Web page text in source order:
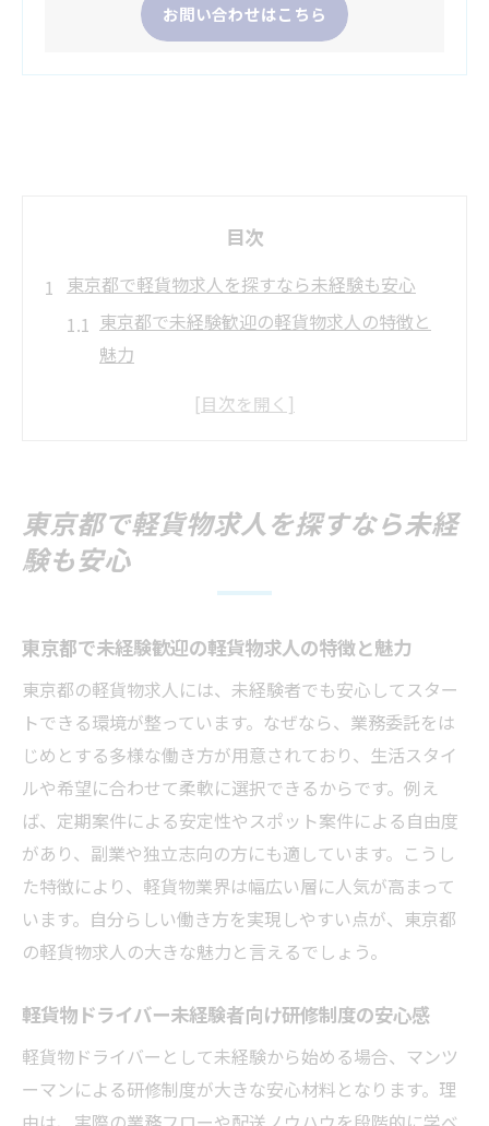
お問い合わせはこちら
目次
東京都で軽貨物求人を探すなら未経験も安心
東京都で未経験歓迎の軽貨物求人の特徴と
魅力
軽貨物ドライバー未経験者向け研修制度の
初めての軽貨物応募で知っておきたい注意
点
東京都軽貨物求人のメリットと働きやすさ
解説
軽貨物ドライバーの働き方と東京都での魅
力
未経験から始める軽貨物ドライバーのやり
がい
業務委託で叶う軽貨物ドライバーの自由な
働き方
副業にも適した軽貨物求人の柔軟性を紹介
東京都の軽貨物求人で手に入る生活の充実
軽貨物業務委託と正社員の違いを徹底解説
軽貨物業務委託と正社員のメリット比較
東京都の軽貨物求人で見る働き方の違い
東京都で軽貨物求人を探すなら未経
験も安心
東京都で未経験歓迎の軽貨物求人の特徴と魅力
東京都の軽貨物求人には、未経験者でも安心してスター
トできる環境が整っています。なぜなら、業務委託をは
じめとする多様な働き方が用意されており、生活スタイ
ルや希望に合わせて柔軟に選択できるからです。例え
ば、定期案件による安定性やスポット案件による自由度
があり、副業や独立志向の方にも適しています。こうし
た特徴により、軽貨物業界は幅広い層に人気が高まって
います。自分らしい働き方を実現しやすい点が、東京都
の軽貨物求人の大きな魅力と言えるでしょう。
軽貨物ドライバー未経験者向け研修制度の安心感
軽貨物ドライバーとして未経験から始める場合、マンツ
ーマンによる研修制度が大きな安心材料となります。理